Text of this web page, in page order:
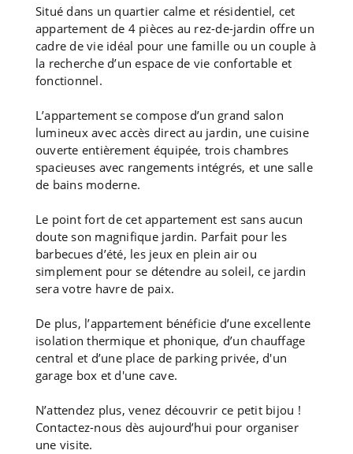
Situé dans un quartier calme et résidentiel, cet
appartement de 4 pièces au rez-de-jardin offre un
cadre de vie idéal pour une famille ou un couple à
la recherche d’un espace de vie confortable et
fonctionnel.
L’appartement se compose d’un grand salon
lumineux avec accès direct au jardin, une cuisine
ouverte entièrement équipée, trois chambres
spacieuses avec rangements intégrés, et une salle
de bains moderne.
Le point fort de cet appartement est sans aucun
doute son magnifique jardin. Parfait pour les
barbecues d’été, les jeux en plein air ou
simplement pour se détendre au soleil, ce jardin
sera votre havre de paix.
De plus, l’appartement bénéficie d’une excellente
isolation thermique et phonique, d’un chauffage
central et d’une place de parking privée, d'un
garage box et d'une cave.
N’attendez plus, venez découvrir ce petit bijou !
Contactez-nous dès aujourd’hui pour organiser
une visite.